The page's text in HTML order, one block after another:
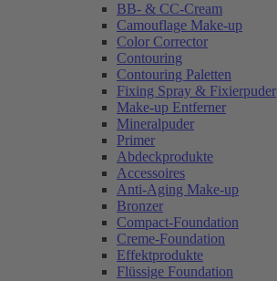
BB- & CC-Cream
Camouflage Make-up
Color Corrector
Contouring
Contouring Paletten
Fixing Spray & Fixierpuder
Make-up Entferner
Mineralpuder
Primer
Abdeckprodukte
Accessoires
Anti-Aging Make-up
Bronzer
Compact-Foundation
Creme-Foundation
Effektprodukte
Flüssige Foundation